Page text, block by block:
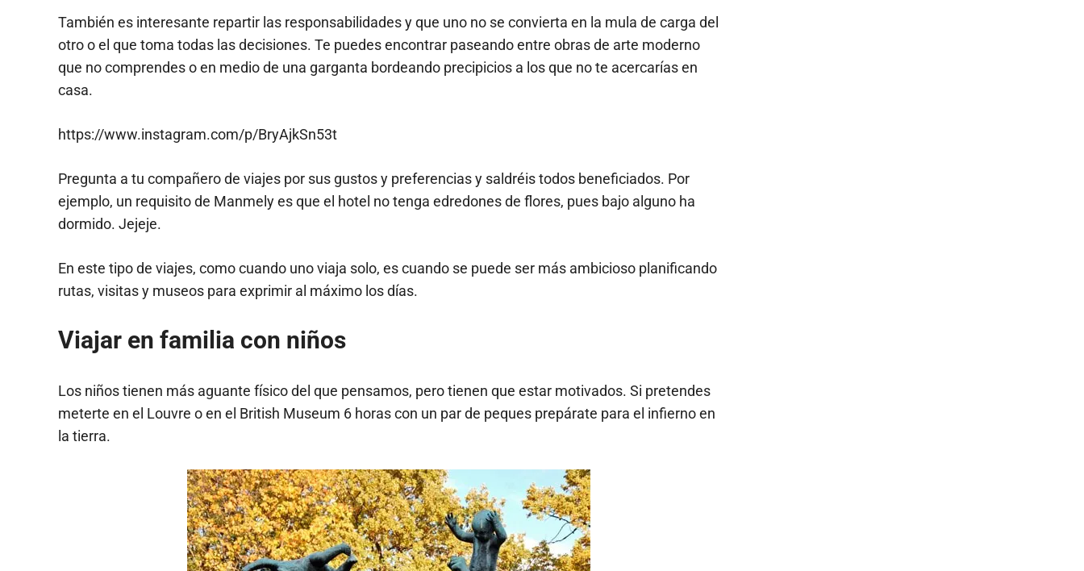
También es interesante repartir las responsabilidades y que uno no se convierta en la mula de carga del
otro o el que toma todas las decisiones. Te puedes encontrar paseando entre obras de arte moderno
que no comprendes o en medio de una garganta bordeando precipicios a los que no te acercarías en
casa.
https://www.instagram.com/p/BryAjkSn53t
Pregunta a tu compañero de viajes por sus gustos y preferencias y saldréis todos beneficiados. Por
ejemplo, un requisito de Manmely es que el hotel no tenga edredones de flores, pues bajo alguno ha
dormido. Jejeje.
En este tipo de viajes, como cuando uno viaja solo, es cuando se puede ser más ambicioso planificando
rutas, visitas y museos para exprimir al máximo los días.
Viajar en familia con niños
Los niños tienen más aguante físico del que pensamos, pero tienen que estar motivados. Si pretendes
meterte en el Louvre o en el British Museum 6 horas con un par de peques prepárate para el infierno en
la tierra.